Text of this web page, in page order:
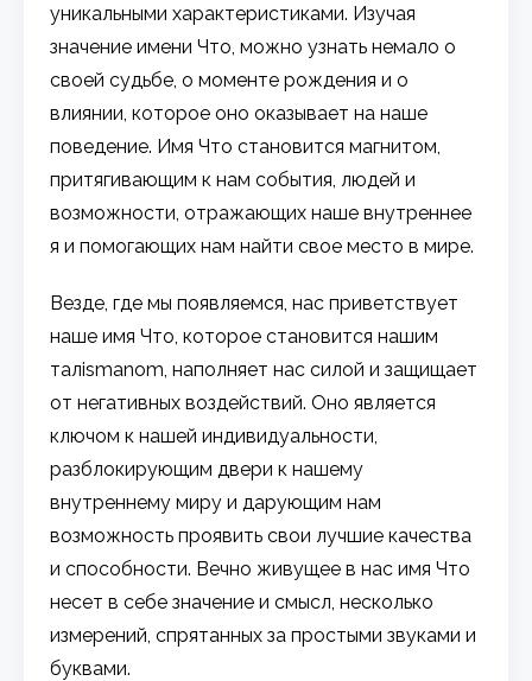
уникальными характеристиками. Изучая
значение имени Что, можно узнать немало о
своей судьбе, о моменте рождения и о
влиянии, которое оно оказывает на наше
поведение. Имя Что становится магнитом,
притягивающим к нам события, людей и
возможности, отражающих наше внутреннее
я и помогающих нам найти свое место в мире.
Везде, где мы появляемся, нас приветствует
наше имя Что, которое становится нашим
талismanom, наполняет нас силой и защищает
от негативных воздействий. Оно является
ключом к нашей индивидуальности,
разблокирующим двери к нашему
внутреннему миру и дарующим нам
возможность проявить свои лучшие качества
и способности. Вечно живущее в нас имя Что
несет в себе значение и смысл, несколько
измерений, спрятанных за простыми звуками и
буквами.